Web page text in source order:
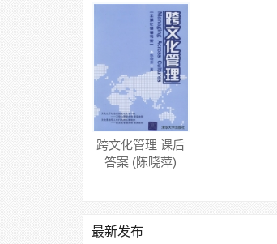
跨文化管理 课后
答案 (陈晓萍)
最新发布